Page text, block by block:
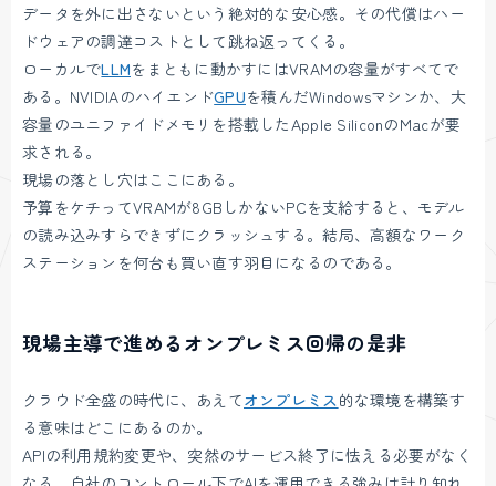
データを外に出さないという絶対的な安心感。その代償はハー
ドウェアの調達コストとして跳ね返ってくる。
ローカルでLLMをまともに動かすにはVRAMの容量がすべてで
ある。NVIDIAのハイエンドGPUを積んだWindowsマシンか、大
容量のユニファイドメモリを搭載したApple SiliconのMacが要
求される。
現場の落とし穴はここにある。
予算をケチってVRAMが8GBしかないPCを支給すると、モデル
の読み込みすらできずにクラッシュする。結局、高額なワーク
ステーションを何台も買い直す羽目になるのである。
現場主導で進めるオンプレミス回帰の是非
クラウド全盛の時代に、あえてオンプレミス 的な環境を構築す
る意味はどこにあるのか。
APIの利用規約変更や、突然のサービス終了に怯える必要がなく